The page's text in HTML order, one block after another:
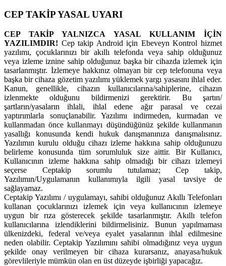
CEP TAKİP YASAL UYARI
CEP TAKİP YALNIZCA YASAL KULLANIM İÇİN
YAZILIMDIR! Cep takip Android için Ebeveyn Kontrol hizmet
yazılımı, çocuklarınızı bir akıllı telefonda veya sahip olduğunuz
veya izleme iznine sahip olduğunuz başka bir cihazda izlemek için
tasarlanmıştır. İzlemeye hakkınız olmayan bir cep telefonuna veya
başka bir cihaza gözetim yazılımı yüklemek yargı yasasını ihlal eder.
Kanun, genellikle, cihazın kullanıcılarına/sahiplerine, cihazın
izlenmekte olduğunu bildirmenizi gerektirir. Bu şartın/
şartların/yasaların ihlali, ihlal edene ağır parasal ve cezai
yaptırımlarla sonuçlanabilir. Yazılımı indirmeden, kurmadan ve
kullanmadan önce kullanmayı düşündüğünüz şekilde kullanmanın
yasallığı konusunda kendi hukuk danışmanınıza danışmalısınız.
Yazılımın kurulu olduğu cihazı izleme hakkına sahip olduğunuzu
belirleme konusunda tüm sorumluluk size aittir. Bir Kullanıcı,
Kullanıcının izleme hakkına sahip olmadığı bir cihazı izlemeyi
seçerse Ceptakip sorumlu tutulamaz; Cep takip,
Yazılımın/Uygulamanın kullanımıyla ilgili yasal tavsiye de
sağlayamaz.
Ceptakip Yazılımı / uygulamayı, sahibi olduğunuz Akıllı Telefonları
kullanan çocuklarınızı izlemek için veya kullanıcının izlemeye
uygun bir rıza gösterecek şekilde tasarlanmıştır. Akıllı telefon
kullanıcılarına izlendiklerini bildirmelisiniz. Bunun yapılmaması
ülkenizdeki, federal ve/veya eyalet yasalarının ihlal edilmesine
neden olabilir. Ceptakip Yazılımını sahibi olmadığınız veya uygun
şekilde onay verilmeyen bir cihaza kurarsanız, anayasa/hukuk
görevlileriyle mümkün olan en üst düzeyde işbirliği yapacağız.